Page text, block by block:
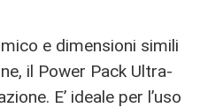
e dimensioni simili
il Power Pack Ultra-
E’ ideale per l’uso